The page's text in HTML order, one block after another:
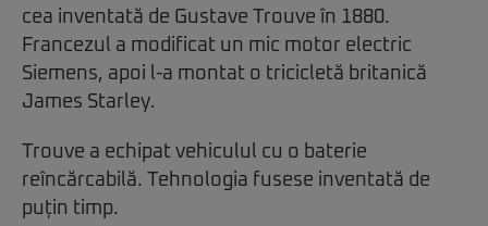
cea inventată de Gustave Trouve în 1880.
Francezul a modificat un mic motor electric
Siemens, apoi l-a montat o tricicletă britanică
James Starley.
Trouve a echipat vehiculul cu o baterie
reîncărcabilă. Tehnologia fusese inventată de
puțin timp.